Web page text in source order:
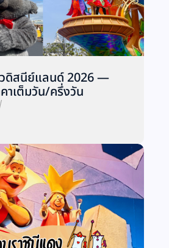
วดิสนีย์แลนด์ 2026 —
าเต็มวัน/ครึ่งวัน
/